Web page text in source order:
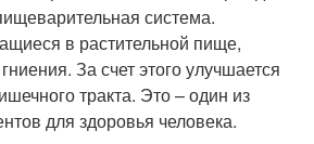
система.
в растительной пище,
За счет этого улучшается
тракта. Это – один из
для здоровья человека.